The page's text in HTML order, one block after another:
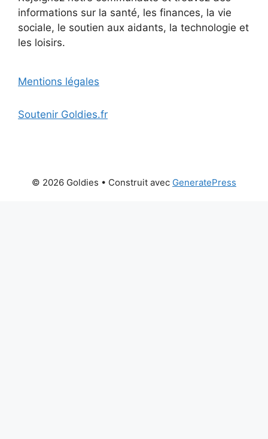
informations sur la santé, les finances, la vie
sociale, le soutien aux aidants, la technologie et
les loisirs.
Mentions légales
Soutenir Goldies.fr
© 2026 Goldies • Construit avec GeneratePress